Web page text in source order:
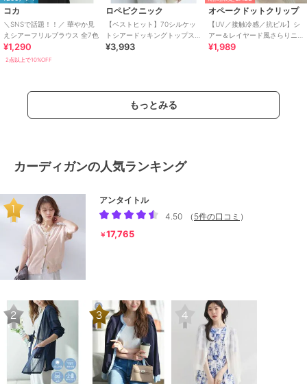
コカ
＼SNSで話題！！／ 華やか見
えシアーフリルブラウス 全7色
¥1,290
2点以上で10%OFF
ロペピクニック
【ベストヒット】70シルケッ
トシアードッキングトップス/
着丈が選べる・UVカット・接
¥3,993
オペークドットクリップ
【UV／接触冷感／抗ピル】シ
アー＆レイヤード風さらりニ
ット《洗濯機OK》
¥1,989
もっとみる
カーディガンの人気ランキング
アンタイトル
4.50
（ 5件の口コミ ）
￥17,765